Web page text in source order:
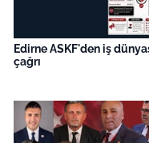
Edirne ASKF'den iş
çağrı